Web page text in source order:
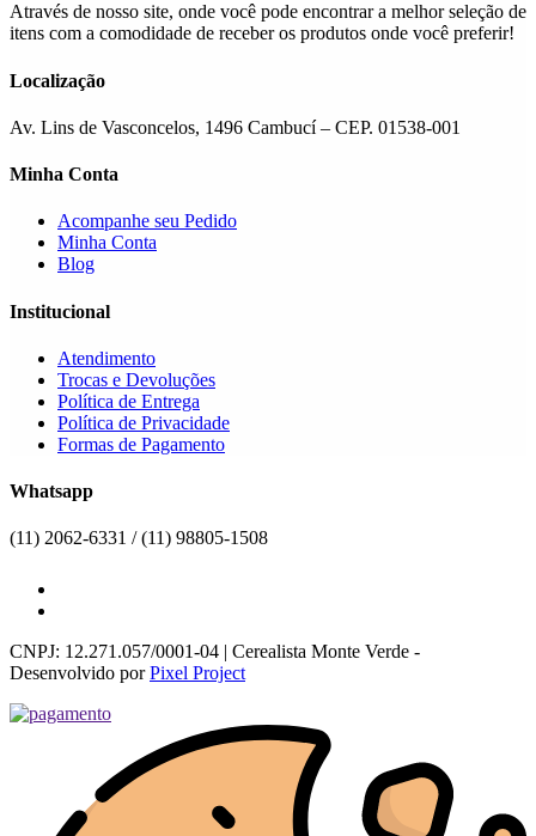
Através de nosso site, onde você pode encontrar a melhor seleção de
itens com a comodidade de receber os produtos onde você preferir!
Localização
Av. Lins de Vasconcelos, 1496 Cambucí – CEP. 01538-001
Minha Conta
Acompanhe seu Pedido
Minha Conta
Blog
Institucional
Atendimento
Trocas e Devoluções
Política de Entrega
Política de Privacidade
Formas de Pagamento
Whatsapp
(11) 2062-6331 / (11) 98805-1508
CNPJ: 12.271.057/0001-04 | Cerealista Monte Verde -
Desenvolvido porPixel Project